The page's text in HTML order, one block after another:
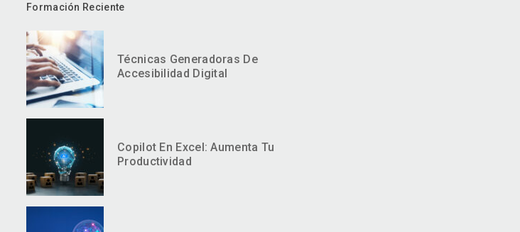
Formación Reciente
Técnicas Generadoras De
Accesibilidad Digital
Copilot En Excel: Aumenta Tu
Productividad